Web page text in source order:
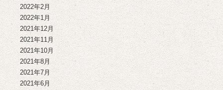
2022年2月
2022年1月
2021年12月
2021年11月
2021年10月
2021年8月
2021年7月
2021年6月